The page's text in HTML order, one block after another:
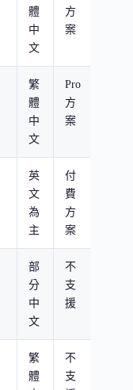
體
中
文
方
案
繁
體
中
文
Pro
方
案
英
文
為
主
付
費
方
案
部
分
中
文
不
支
援
繁
體
不
支